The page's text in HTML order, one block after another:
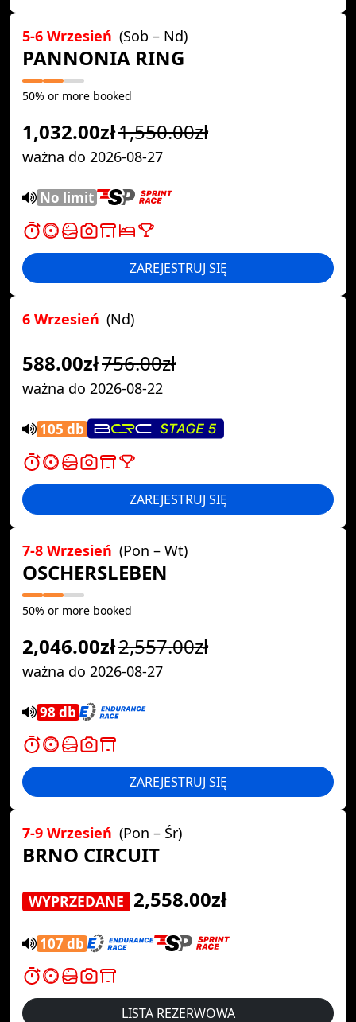
5-6 Wrzesień (Sob – Nd)
PANNONIA RING
50% or more booked
1,032.00zł1,550.00zł
ważna do 2026-08-27
No limit
ZAREJESTRUJ SIĘ
6 Wrzesień (Nd)
588.00zł756.00zł
ważna do 2026-08-22
105 db
ZAREJESTRUJ SIĘ
7-8 Wrzesień (Pon – Wt)
OSCHERSLEBEN
50% or more booked
2,046.00zł2,557.00zł
ważna do 2026-08-27
98 db
ZAREJESTRUJ SIĘ
7-9 Wrzesień (Pon – Śr)
BRNO CIRCUIT
WYPRZEDANE 2,558.00zł
107 db
LISTA REZERWOWA